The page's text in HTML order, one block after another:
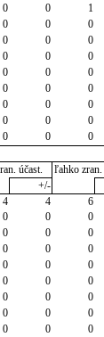
0 0 1
0 0 0
0 0 0
0 0 0
0 0 0
0 0 0
0 0 0
0 0 0
0 0 0
účast. ľahko zran.
+/-
4 4 6
0 0 0
0 0 0
0 0 0
0 0 0
0 0 0
0 0 0
0 0 0
0 0 0